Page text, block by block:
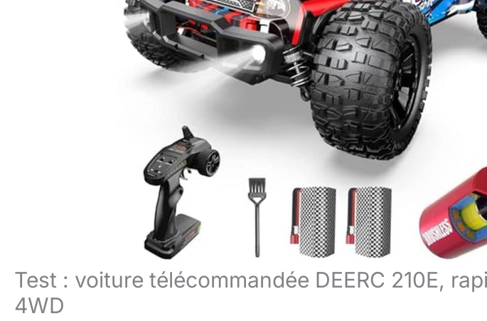
Test : voiture télécommandée DEERC 210E,
4WD